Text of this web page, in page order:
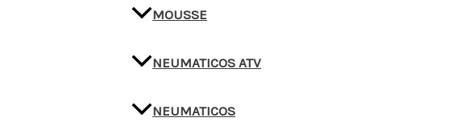
MOUSSE
NEUMATICOS ATV
NEUMATICOS